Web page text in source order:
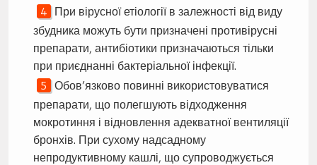
При вірусної етіології в залежності від виду
збудника можуть бути призначені противірусні
препарати, антибіотики призначаються тільки
при приєднанні бактеріальної інфекції.
Обов’язково повинні використовуватися
препарати, що полегшують відходження
мокротиння і відновлення адекватної вентиляції
бронхів. При сухому надсадному
непродуктивному кашлі, що супроводжується